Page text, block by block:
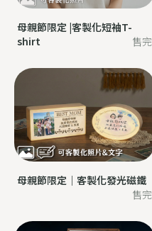
母親節限定 |客製化短袖T-
shirt
售完
母親節限定｜客製化發光磁鐵
售完